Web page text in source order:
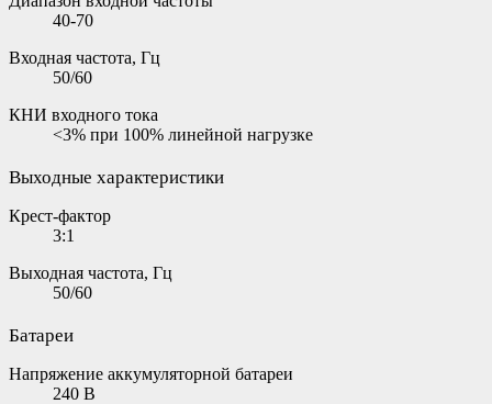
40-70
Входная частота, Гц
50/60
КНИ входного тока
<3% при 100% линейной нагрузке
Выходные характеристики
Крест-фактор
3:1
Выходная частота, Гц
50/60
Батареи
Напряжение аккумуляторной батареи
240 В